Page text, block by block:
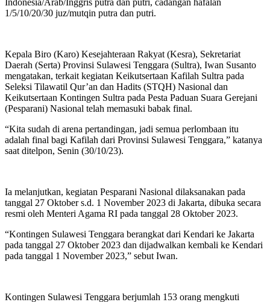
Indonesia/Arab/Inggris putra dan putri, cadangan hafalan
1/5/10/20/30 juz/mutqin putra dan putri.
Kepala Biro (Karo) Kesejahteraan Rakyat (Kesra), Sekretariat
Daerah (Serta) Provinsi Sulawesi Tenggara (Sultra), Iwan Susanto
mengatakan, terkait kegiatan Keikutsertaan Kafilah Sultra pada
Seleksi Tilawatil Qur’an dan Hadits (STQH) Nasional dan
Keikutsertaan Kontingen Sultra pada Pesta Paduan Suara Gerejani
(Pesparani) Nasional telah memasuki babak final.
“Kita sudah di arena pertandingan, jadi semua perlombaan itu
adalah final bagi Kafilah dari Provinsi Sulawesi Tenggara,” katanya
saat ditelpon, Senin (30/10/23).
Ia melanjutkan, kegiatan Pesparani Nasional dilaksanakan pada
tanggal 27 Oktober s.d. 1 November 2023 di Jakarta, dibuka secara
resmi oleh Menteri Agama RI pada tanggal 28 Oktober 2023.
“Kontingen Sulawesi Tenggara berangkat dari Kendari ke Jakarta
pada tanggal 27 Oktober 2023 dan dijadwalkan kembali ke Kendari
pada tanggal 1 November 2023,” sebut Iwan.
Kontingen Sulawesi Tenggara berjumlah 153 orang mengkuti